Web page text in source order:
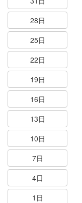
28日
25日
22日
19日
16日
13日
10日
7日
4日
1日